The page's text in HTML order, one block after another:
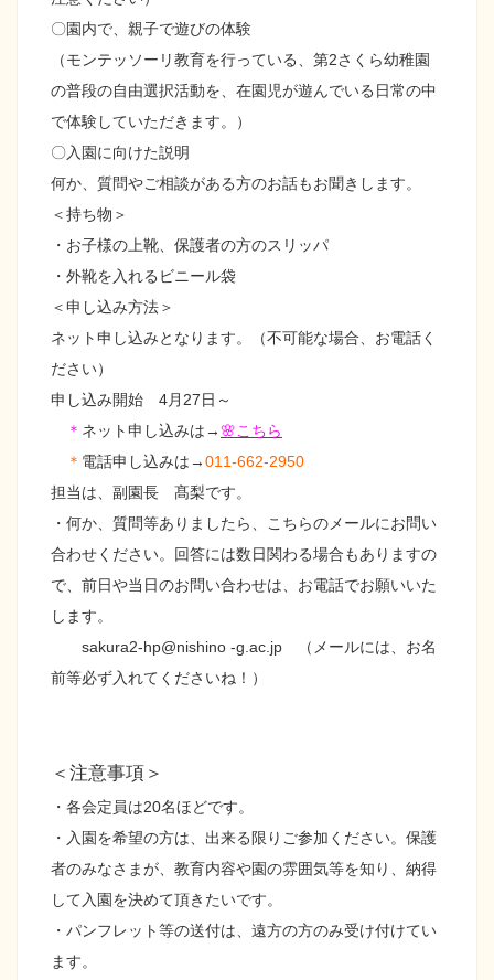
〇園内で、親子で遊びの体験
（モンテッソーリ教育を行っている、第2さくら幼稚園
の普段の自由選択活動を、在園児が遊んでいる日常の中
で体験していただきます。）
〇入園に向けた説明
何か、質問やご相談がある方のお話もお聞きします。
＜持ち物＞
・お子様の上靴、保護者の方のスリッパ
・外靴を入れるビニール袋
＜申し込み方法＞
ネット申し込みとなります。（不可能な場合、お電話く
ださい）
申し込み開始 4月27日～
＊ ネット申し込みは→🌸こちら
＊ 電話申し込みは→011‐662-2950
担当は、副園長 髙梨です。
・何か、質問等ありましたら、こちらのメールにお問い
合わせください。回答には数日関わる場合もありますの
で、前日や当日のお問い合わせは、お電話でお願いいた
します。
sakura2-hp@nishino -g.ac.jp （メールには、お名
前等必ず入れてくださいね！）
＜注意事項＞
・各会定員は20名ほどです。
・入園を希望の方は、出来る限りご参加ください。保護
者のみなさまが、教育内容や園の雰囲気等を知り、納得
して入園を決めて頂きたいです。
・パンフレット等の送付は、遠方の方のみ受け付けてい
ます。